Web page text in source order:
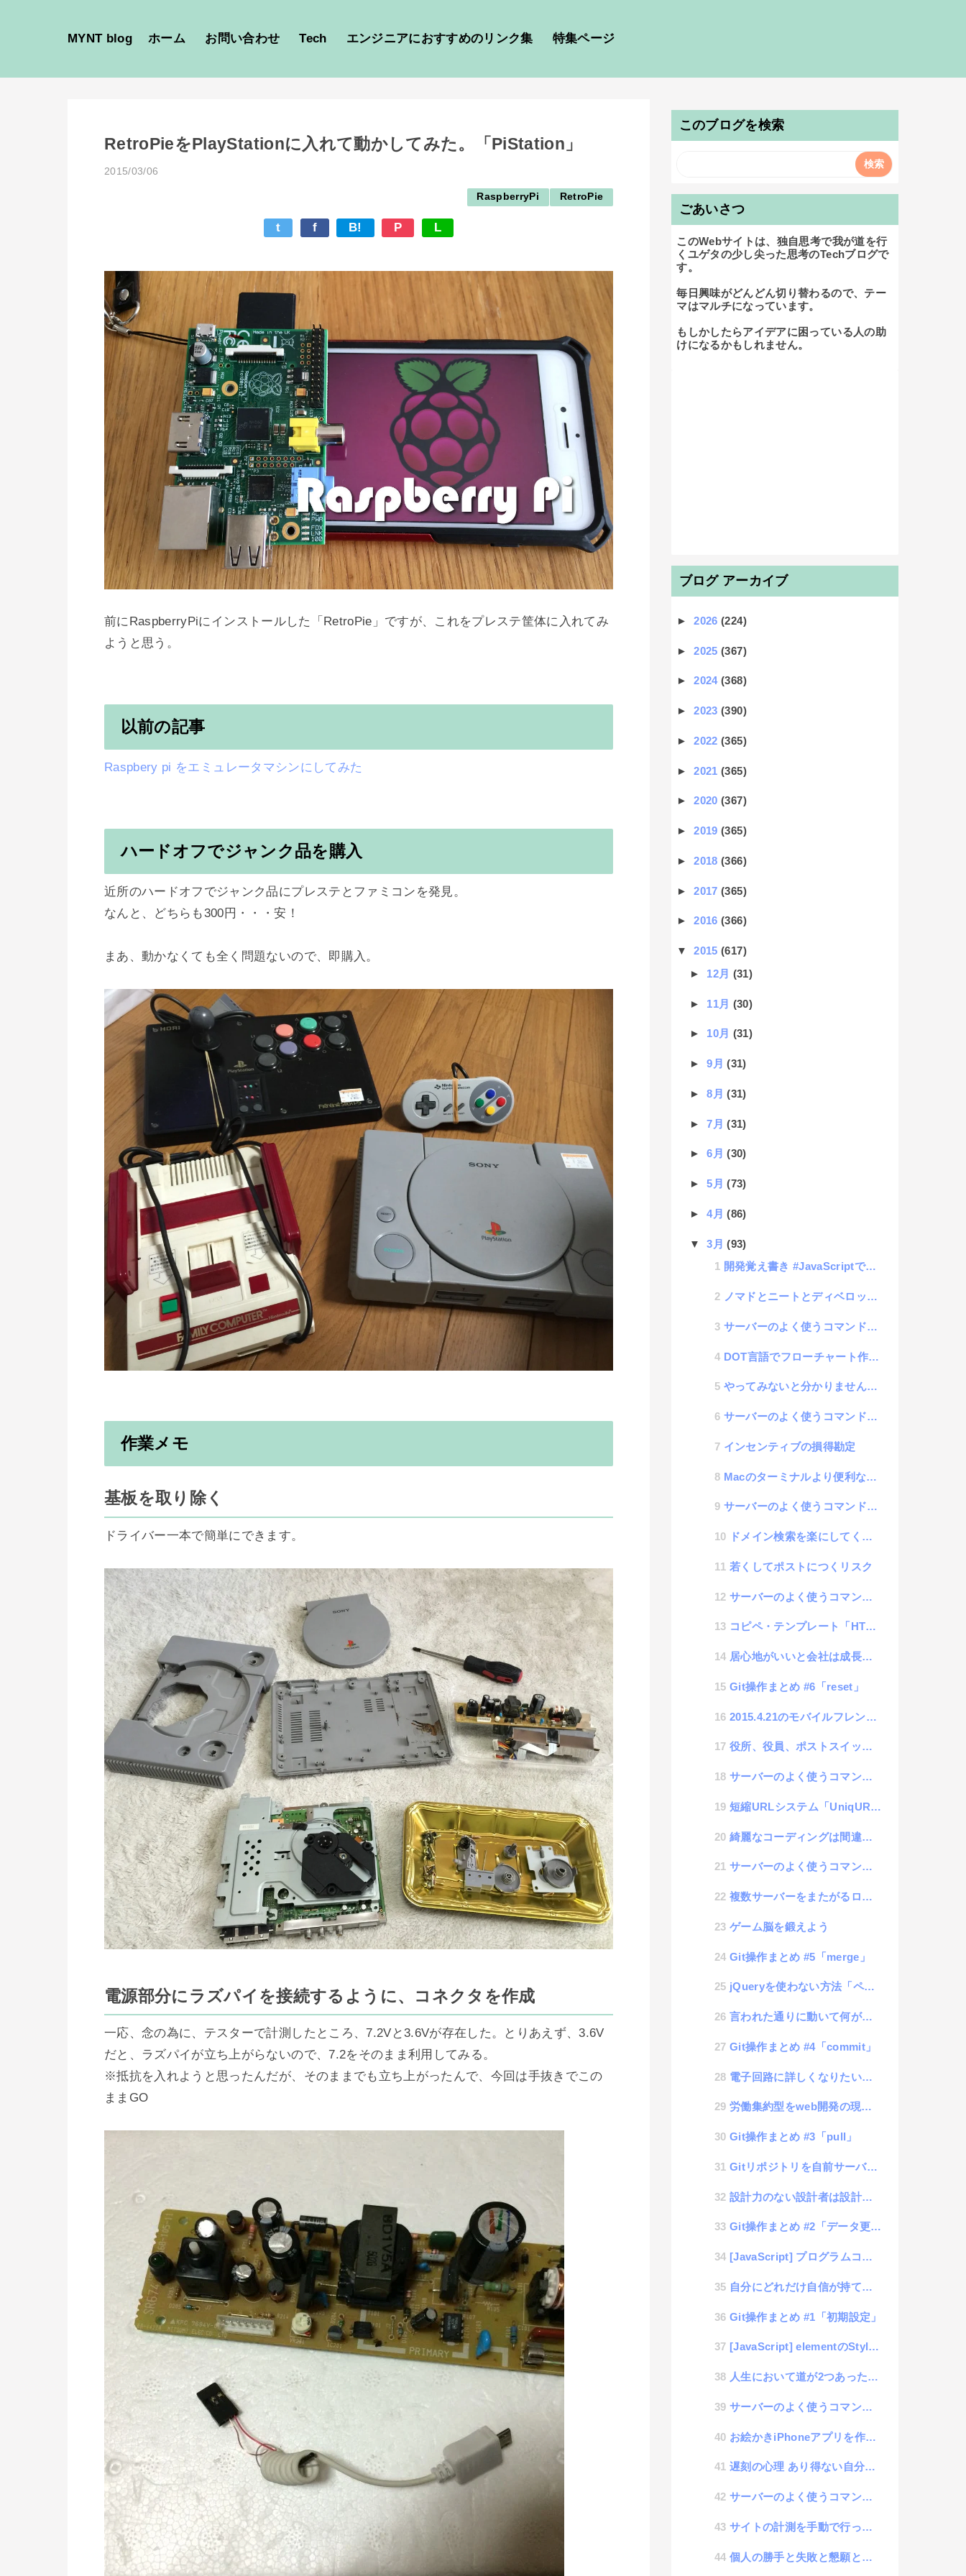
MYNT blog ホーム お問い合わせ Tech エンジニアにおすすめのリンク集 特集ページ
RetroPieをPlayStationに入れて動かしてみた。「PiStation」
2015/03/06
RaspberryPi RetroPie
t f B! P L
前にRaspberryPiにインストールした「RetroPie」ですが、これをプレステ筐体に入れてみ
以前の記事
Raspbery pi をエミュレータマシンにしてみた
ハードオフでジャンク品を購入
近所のハードオフでジャンク品にプレステとファミコンを発見。
なんと、どちらも300円・・・安！
まあ、動かなくても全く問題ないので、即購入。
作業メモ
基板を取り除く
ドライバー一本で簡単にできます。
電源部分にラズパイを接続するように、コネクタを作成
一応、念の為に、テスターで計測したところ、7.2Vと3.6Vが存在した。とりあえず、3.6V
だと、ラズパイが立ち上がらないので、7.2をそのまま利用してみる。
※抵抗を入れようと思ったんだが、そのままでも立ち上がったんで、今回は手抜きでこの
ままGO
このブログを検索
ごあいさつ
このWebサイトは、独自思考で我が道を行
くユゲタの少し尖った思考のTechブログで
す。
毎日興味がどんどん切り替わるので、テー
マはマルチになっています。
もしかしたらアイデアに困っている人の助
けになるかもしれません。
ブログ アーカイブ
►2026(224)
►2025(367)
►2024(368)
►2023(390)
►2022(365)
►2021(365)
►2020(367)
►2019(365)
►2018(366)
►2017(365)
►2016(366)
▼2015(617)
► 12月 (31)
► 11月 (30)
► 10月 (31)
►9月(31)
►8月(31)
►7月(31)
►6月(30)
►5月(73)
►4月(86)
▼3月(93)
開発覚え書き #JavaScriptでPHPにAJAXでつなげた時にデータをダウンロードさせる方法
ノマドとニートとディベロッパーの関係性
サーバーのよく使うコマンドメモ| apt-get
DOT言語でフローチャート作成ツール「DotFlow」
やってみないと分かりませんレベル
サーバーのよく使うコマンドメモ| telnet
インセンティブの損得勘定
Macのターミナルより便利な「iTerm2」
サーバーのよく使うコマンドメモ| jobs
ドメイン検索を楽にしてくれるサービス「agile domain search」
若くしてポストにつくリスク
サーバーのよく使うコマンドメモ| dig
コピペ・テンプレート「HTML」
居心地がいいと会社は成長しない
Git操作まとめ #6「reset」
2015.4.21のモバイルフレンドリーXデーに備えて
役所、役員、ポストスイッチ制度
サーバーのよく使うコマンドメモ| chmod
短縮URLシステム「UniqURL」
綺麗なコーディングは間違った概念
サーバーのよく使うコマンドメモ| free
複数サーバーをまたがるログ管理に挑戦:Fluentd #1「初期設定」
ゲーム脳を鍛えよう
Git操作まとめ #5「merge」
jQueryを使わない方法「ページ内で使っているCSSの値を取得する」
言われた通りに動いて何が悪い。作業員の失敗は誰の責任か？
Git操作まとめ #4「commit」
電子回路に詳しくなりたいので勉強するブログ #3「+と-を入れ替えてもLEDが点灯するしくみ」
労働集約型をweb開発の現場で考えてみた
Git操作まとめ #3「pull」
Gitリポジトリを自前サーバーで管理するツール「GitServ」
設計力のない設計者は設計をするな
Git操作まとめ #2「データ更新時の操作」
[JavaScript] プログラムコードを表示する為のプログラム
自分にどれだけ自信が持てますか？
Git操作まとめ #1「初期設定」
[JavaScript] elementのStyleを取得するカンタンコード
人生において道が2つあったら迷わず悪い方を選択する方が良いのか？
サーバーのよく使うコマンドメモ| top
お絵かきiPhoneアプリを作ってみた #4「データ保存機能」
遅刻の心理 あり得ない自分勝手論
サーバーのよく使うコマンドメモ| mount
サイトの計測を手動で行ってみる PHP #1「ログを取得する」
個人の勝手と失敗と懇願と愛想について